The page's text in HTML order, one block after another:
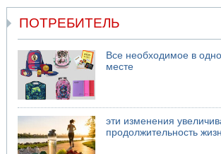
ПОТРЕБИТЕЛЬ
Все необходимое в
месте
эти изменения
продолжительность